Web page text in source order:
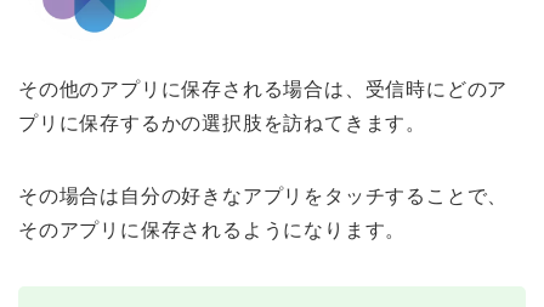
その他のアプリに保存される場合は、受信時にどのア
プリに保存するかの選択肢を訪ねてきます。
その場合は自分の好きなアプリをタッチすることで、
そのアプリに保存されるようになります。